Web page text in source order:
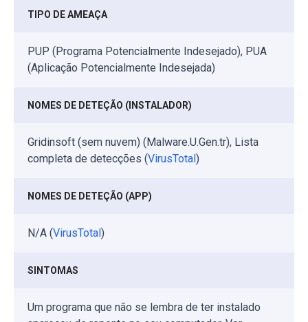
TIPO DE AMEAÇA
PUP (Programa Potencialmente Indesejado), PUA
(Aplicação Potencialmente Indesejada)
NOMES DE DETEÇÃO (INSTALADOR)
Gridinsoft (sem nuvem) (Malware.U.Gen.tr), Lista
completa de detecções (VirusTotal )
NOMES DE DETEÇÃO (APP)
N/A (VirusTotal )
SINTOMAS
Um programa que não se lembra de ter instalado